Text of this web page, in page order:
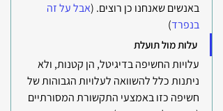
באנשים שאנחנו כן רוצים. (אבל על זה
בנפרד)
עלות מול תועלת
עלויות החשיפה בדיגיטל, הן קטנות, ולא
ניתנות כלל להשוואה לעלויות הגבוהות של
חשיפה כזו באמצעי התקשורת המסורתיים